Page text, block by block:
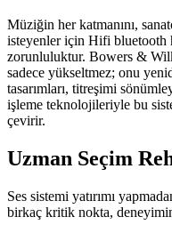
Müziğin her katmanını,
isteyenler için Hifi bluetooth
zorunluluktur. Bowers &
sadece yükseltmez; onu
tasarımları, titreşimi
işleme teknolojileriyle bu
çevirir.
Uzman Seçim
Ses sistemi yatırımı
birkaç kritik nokta,